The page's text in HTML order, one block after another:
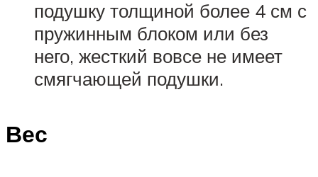
подушку толщиной более 4 см с
пружинным блоком или без
него, жесткий вовсе не имеет
смягчающей подушки.
Вес